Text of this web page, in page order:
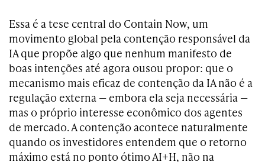
Essa é a tese central do Contain Now, um
movimento global pela contenção responsável da
IA que propõe algo que nenhum manifesto de
boas intenções até agora ousou propor: que o
mecanismo mais eficaz de contenção da IA não é a
regulação externa — embora ela seja necessária —
mas o próprio interesse econômico dos agentes
de mercado. A contenção acontece naturalmente
quando os investidores entendem que o retorno
máximo está no ponto ótimo AI+H, não na